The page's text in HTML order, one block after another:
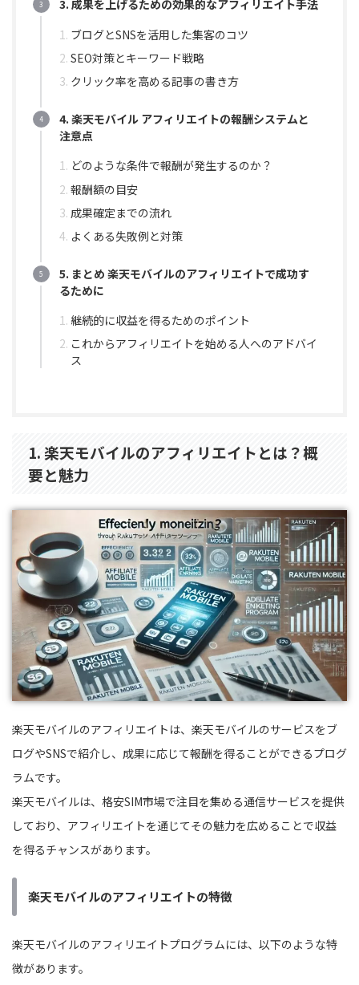
3. 成果を上げるための効果的なアフィリエイト手法
ブログとSNSを活用した集客のコツ
SEO対策とキーワード戦略
クリック率を高める記事の書き方
4. 楽天モバイル アフィリエイトの報酬システムと
注意点
どのような条件で報酬が発生するのか？
報酬額の目安
成果確定までの流れ
よくある失敗例と対策
5. まとめ 楽天モバイルのアフィリエイトで成功す
るために
継続的に収益を得るためのポイント
これからアフィリエイトを始める人へのアドバイ
ス
1. 楽天モバイルのアフィリエイトとは？概
要と魅力
楽天モバイルのアフィリエイトは、楽天モバイルのサービスをブ
ログやSNSで紹介し、成果に応じて報酬を得ることができるプログ
ラムです。
楽天モバイルは、格安SIM市場で注目を集める通信サービスを提供
しており、アフィリエイトを通じてその魅力を広めることで収益
を得るチャンスがあります。
楽天モバイルのアフィリエイトの特徴
楽天モバイルのアフィリエイトプログラムには、以下のような特
徴があります。